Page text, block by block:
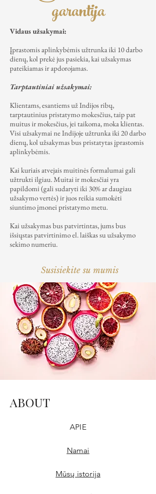
garantija
Vidaus užsakymai:
Įprastomis aplinkybėmis užtrunka iki 10 darbo
dienų, kol prekė jus pasiekia, kai užsakymas
pateikiamas ir apdorojamas.
Tarptautiniai užsakymai:
Klientams, esantiems už Indijos ribų,
tarptautinius pristatymo mokesčius, taip pat
muitus ir mokesčius, jei taikoma, moka klientas.
Visi užsakymai ne Indijoje užtrunka iki 20 darbo
dienų, kol užsakymas bus pristatytas įprastomis
aplinkybėmis.
Kai kuriais atvejais muitinės formalumai gali
užtrukti ilgiau. Muitai ir mokesčiai yra
papildomi (gali sudaryti iki 30% ar daugiau
užsakymo vertės) ir juos reikia sumokėti
siuntimo įmonei pristatymo metu.
Kai užsakymas bus patvirtintas, jums bus
išsiųstas patvirtinimo el. laiškas su užsakymo
sekimo numeriu.
Susisiekite su mumis
ABOUT
APIE
Namai
Mūsų istorija